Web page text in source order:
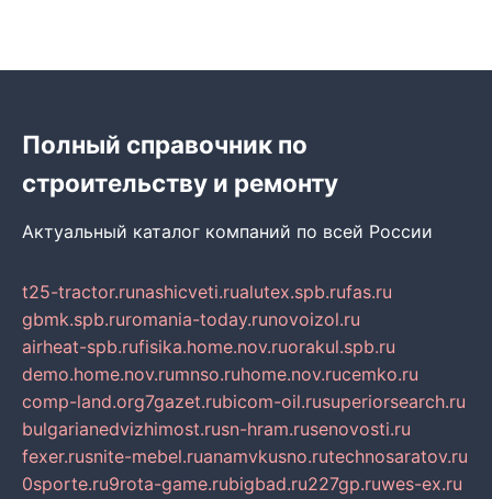
Полный справочник по
строительству и ремонту
Актуальный каталог компаний по всей России
t25-tractor.runashicveti.rualutex.spb.rufas.ru
gbmk.spb.ruromania-today.runovoizol.ru
airheat-spb.rufisika.home.nov.ruorakul.spb.ru
demo.home.nov.rumnso.ruhome.nov.rucemko.ru
comp-land.org7gazet.rubicom-oil.rusuperiorsearch.ru
bulgarianedvizhimost.rusn-hram.rusenovosti.ru
fexer.rusnite-mebel.ruanamvkusno.rutechnosaratov.ru
0sporte.ru9rota-game.rubigbad.ru227gp.ruwes-ex.ru